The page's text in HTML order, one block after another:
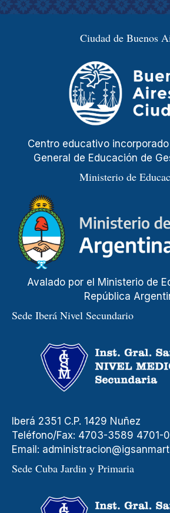
Ciudad de Buenos
Centro educativo
General de Educación de
Ministerio de
Avalado por el Ministerio de
República
Sede Iberá Nivel Secundario
Iberá 2351 C.P. 1429 Nuñez
Teléfono/Fax: 4703-3589 4701-
Email:
Sede Cuba Jardin y Primaria